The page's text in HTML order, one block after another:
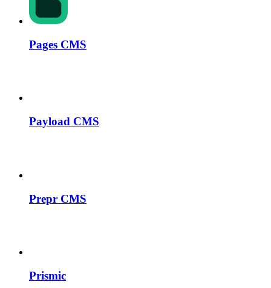
Pages CMS
Payload CMS
Prepr CMS
Prismic